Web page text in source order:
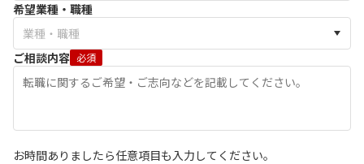
希望業種・職種
ご相談内容 必須
お時間ありましたら任意項目も入力してください。